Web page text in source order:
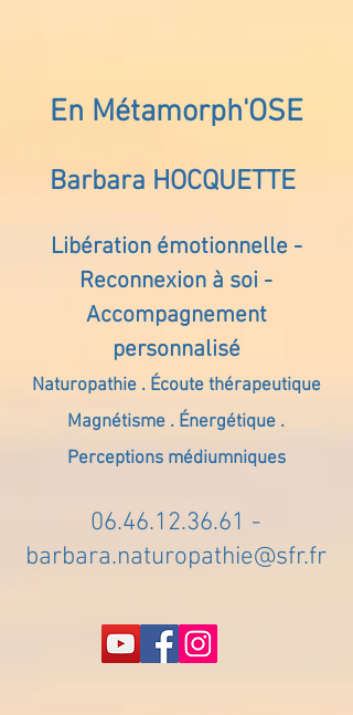
En Métamorph'OSE
Barbara HOCQUETTE
Libération émotionnelle -
Reconnexion à soi -
Accompagnement
personnalisé
Naturopathie . Écoute thérapeutique
Magnétisme . Énergétique .
Perceptions médiumniques
06.46.12.36.61 -
barbara.naturopathie@sfr.fr